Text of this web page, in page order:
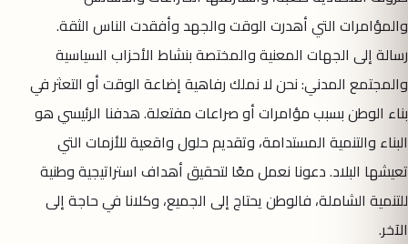
والمؤامرات التي أهدرت الوقت والجهد وأفقدت الناس الثقة.
رسالة إلى الجهات المعنية والمختصة بنشاط الأحزاب السياسية
والمجتمع المدني: نحن لا نملك رفاهية إضاعة الوقت أو التعثر في
بناء الوطن بسبب مؤامرات أو صراعات مفتعلة. هدفنا الرئيسي هو
البناء والتنمية المستدامة، وتقديم حلول واقعية للأزمات التي
تعيشها البلاد. دعونا نعمل معًا لتحقيق أهداف استراتيجية وطنية
للتنمية الشاملة، فالوطن يحتاج إلى الجميع، وكلانا في حاجة إلى
الآخر.